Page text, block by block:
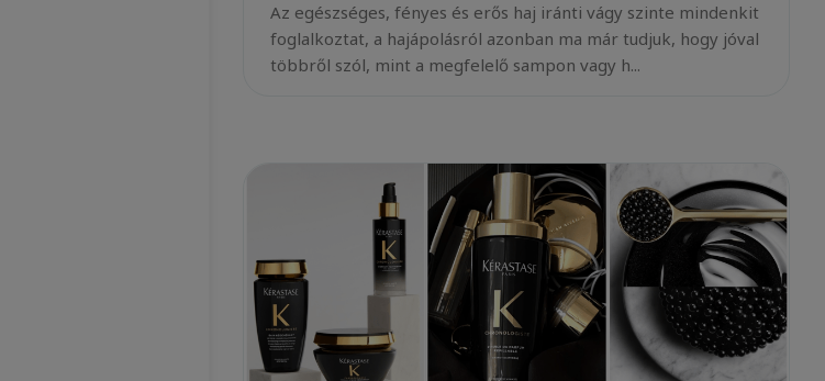
Az egészséges, fényes és erős haj iránti vágy szinte mindenkit
foglalkoztat, a hajápolásról azonban ma már tudjuk, hogy jóval
többről szól, mint a megfelelő sampon vagy h...